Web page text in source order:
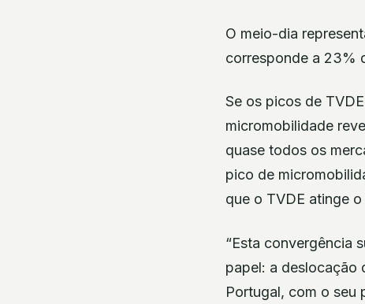
O meio-dia
corresponde a 23%
Se os picos de
micromobilidade
quase todos os
pico de
que o TVDE atinge o
“Esta convergência
papel: a deslocação
Portugal, com o seu